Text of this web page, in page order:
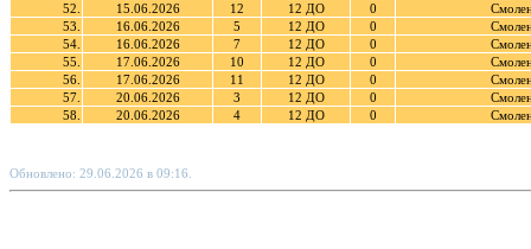
52.
15.06.2026 12 12 ДО 0
53.
16.06.2026 5 12 ДО 0
54.
16.06.2026 7 12 ДО 0
55.
17.06.2026 10 12 ДО 0
56.
17.06.2026 11 12 ДО 0
57.
20.06.2026 3 12 ДО 0
58.
20.06.2026 4 12 ДО 0
Обновлено: 29.06.2026 в 09:16.